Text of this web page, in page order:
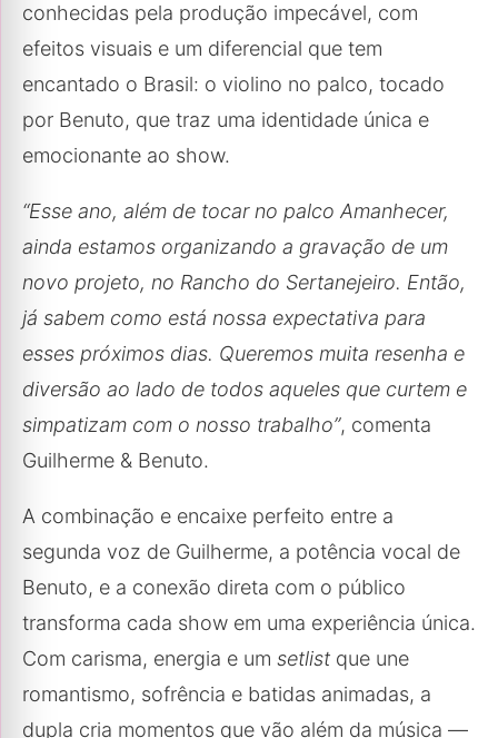
conhecidas pela produção impecável, com
efeitos visuais e um diferencial que tem
encantado o Brasil: o violino no palco, tocado
por Benuto, que traz uma identidade única e
emocionante ao show.
“Esse ano, além de tocar no palco Amanhecer,
ainda estamos organizando a gravação de um
novo projeto, no Rancho do Sertanejeiro. Então,
já sabem como está nossa expectativa para
esses próximos dias. Queremos muita resenha e
diversão ao lado de todos aqueles que curtem e
simpatizam com o nosso trabalho”, comenta
Guilherme & Benuto.
A combinação e encaixe perfeito entre a
segunda voz de Guilherme, a potência vocal de
Benuto, e a conexão direta com o público
transforma cada show em uma experiência única.
Com carisma, energia e um setlist que une
romantismo, sofrência e batidas animadas, a
dupla cria momentos que vão além da música —